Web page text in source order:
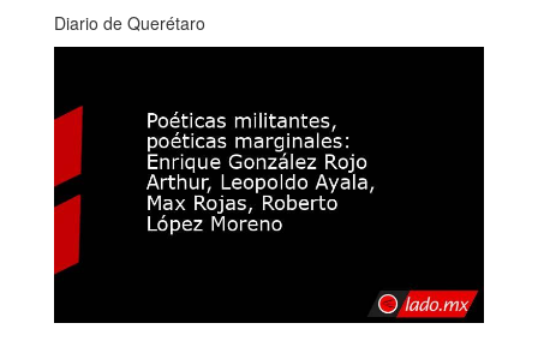
Diario de Querétaro